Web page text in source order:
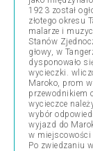
1923 został
złotego okresu
malarze i
Stanów
głowy, w
dysponowało
wycieczki.
Maroko, prom
przewodnikiem
wycieczce
wybór
wyjazd do
w miejscowości
Po zwiedzaniu